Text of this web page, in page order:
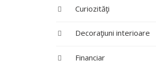
Curiozităţi
Decoraţiuni interioare
Financiar